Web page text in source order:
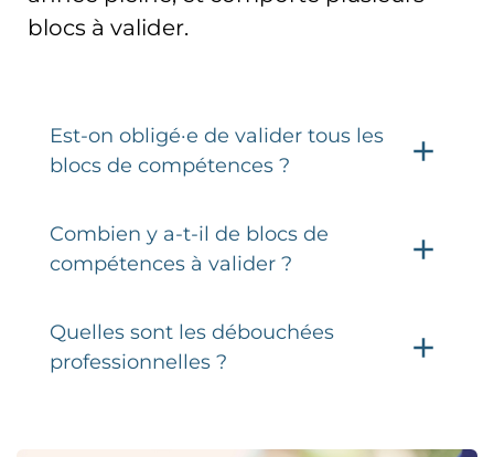
blocs à valider.
Est-on obligé·e de valider tous les
blocs de compétences ?
Combien y a-t-il de blocs de
compétences à valider ?
Quelles sont les débouchées
professionnelles ?